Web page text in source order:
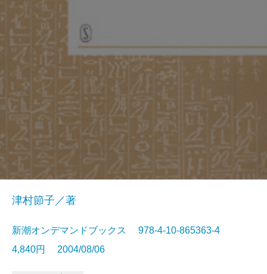
津村節子／著
新潮オンデマンドブックス 978-4-10-865363-4
4,840円 2004/08/06